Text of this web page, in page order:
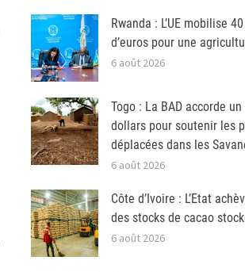
Rwanda : L’UE mobilise
d’euros pour une
6 août 2026
Togo : La BAD accorde
dollars pour soutenir les
déplacées dans les
6 août 2026
Côte d’Ivoire : L’Etat
des stocks de cacao
6 août 2026